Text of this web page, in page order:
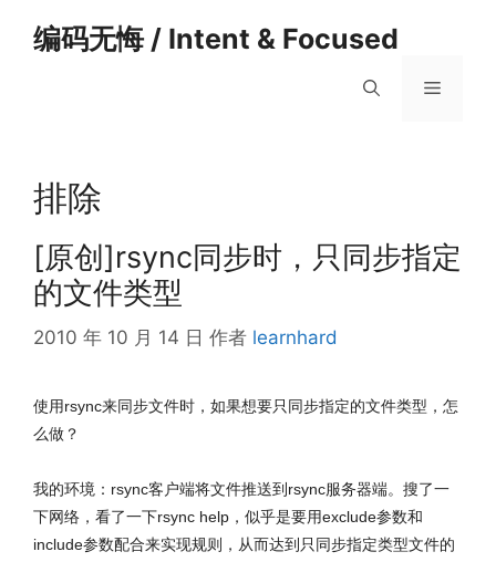
编码无悔 / Intent & Focused
菜
排除
[原创]rsync同步时，只同步指定
的文件类型
2010 年 10 月 14 日 作者 learnhard
使用rsync来同步文件时，如果想要只同步指定的文件类型，怎
么做？
我的环境：rsync客户端将文件推送到rsync服务器端。搜了一
下网络，看了一下rsync help，似乎是要用exclude参数和
include参数配合来实现规则，从而达到只同步指定类型文件的